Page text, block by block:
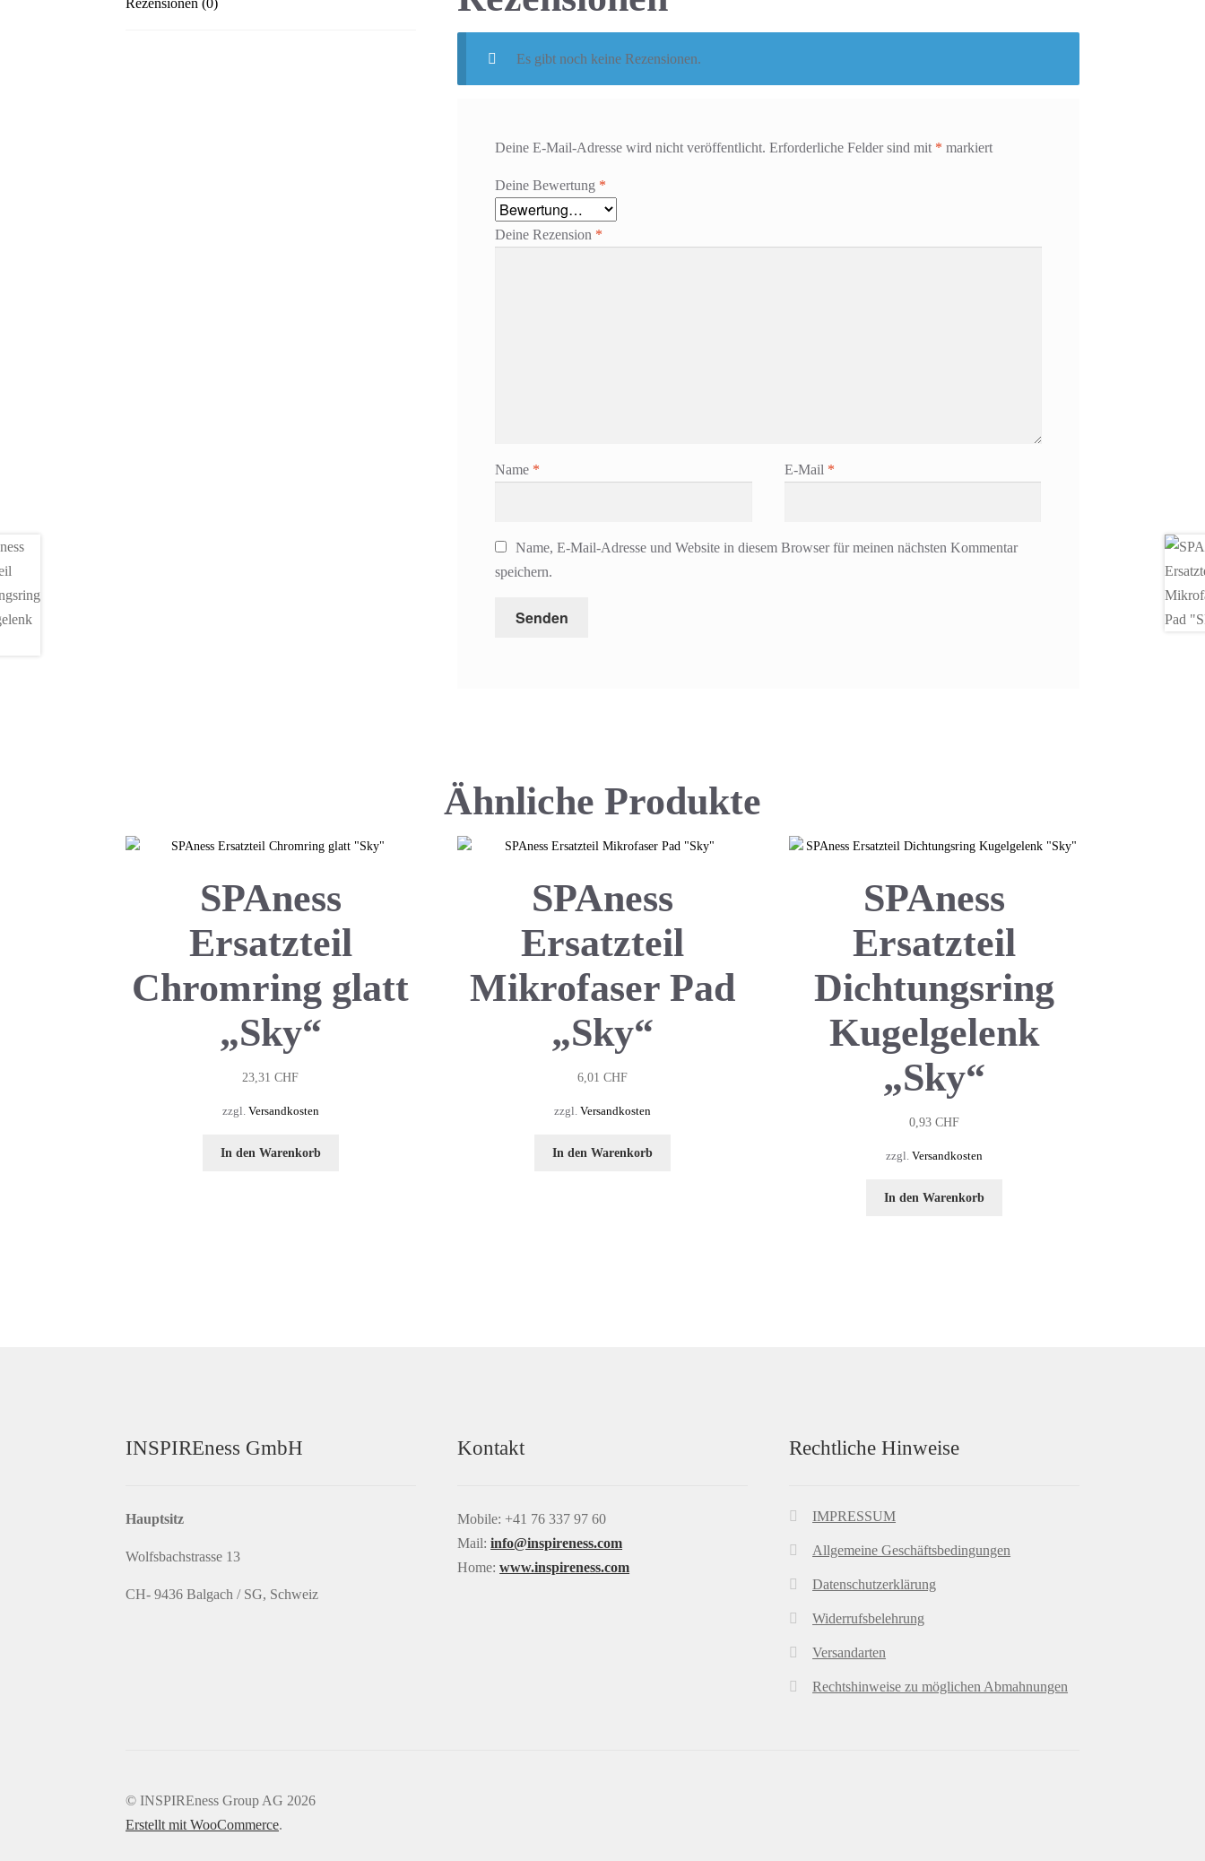
Es gibt noch keine Rezensionen.
Deine E-Mail-Adresse wird nicht veröffentlicht. Erforderliche Felder sind mit * markiert
Deine Bewertung *
Deine Rezension *
Name * E-Mail *
Name, E-Mail-Adresse und Website in diesem Browser für meinen nächsten Kommentar
speichern.
Ähnliche Produkte
SPAness
Ersatzteil
Chromring glatt
„Sky“
23,31CHF
zzgl. Versandkosten
In den Warenkorb
SPAness
Ersatzteil
Mikrofaser Pad
„Sky“
6,01 CHF
zzgl. Versandkosten
In den Warenkorb
SPAness
Ersatzteil
Dichtungsring
Kugelgelenk
„Sky“
0,93CHF
zzgl.Versandkosten
In den Warenkorb
INSPIREness GmbH
Hauptsitz
Wolfsbachstrasse 13
CH- 9436 Balgach / SG, Schweiz
Kontakt
Mobile: +41 76 337 97 60
Mail:info@inspireness.com
Home:www.inspireness.com
Rechtliche Hinweise
IMPRESSUM
Allgemeine Geschäftsbedingungen
Datenschutzerklärung
Widerrufsbelehrung
Versandarten
Rechtshinweise zu möglichen Abmahnungen
© INSPIREness Group AG 2026
Erstellt mit WooCommerce.